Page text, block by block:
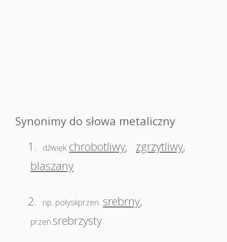
Synonimy do słowa metaliczny
1.
dźwięk chrobotliwy, zgrzytliwy,
blaszany
2. np. połyskprzen. srebrny,
przen.srebrzysty